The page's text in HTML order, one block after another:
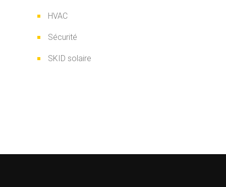
HVAC
Sécurité
SKID solaire